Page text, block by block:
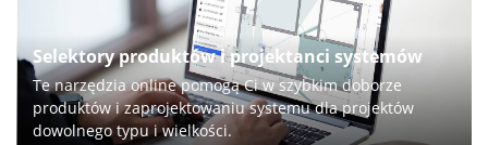
Selektory produktów i projektanci systemów
Te narzędzia online pomogą Ci w szybkim doborze
produktów i zaprojektowaniu systemu dla projektów
dowolnego typu i wielkości.